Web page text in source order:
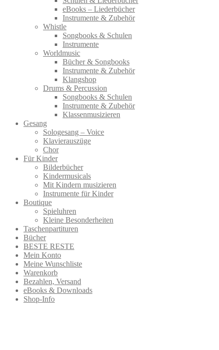
eBooks – Liederbücher
Instrumente & Zubehör
Whistle
Songbooks & Schulen
Instrumente
Worldmusic
Bücher & Songbooks
Instrumente & Zubehör
Klangshop
Drums & Percussion
Songbooks & Schulen
Instrumente & Zubehör
Klassenmusizieren
Gesang
Sologesang – Voice
Klavierauszüge
Chor
Für Kinder
Bilderbücher
Kindermusicals
Mit Kindern musizieren
Instrumente für Kinder
Boutique
Spieluhren
Kleine Besonderheiten
Taschenpartituren
Bücher
BESTE RESTE
Mein Konto
Meine Wunschliste
Warenkorb
Bezahlen, Versand
eBooks & Downloads
Shop-Info